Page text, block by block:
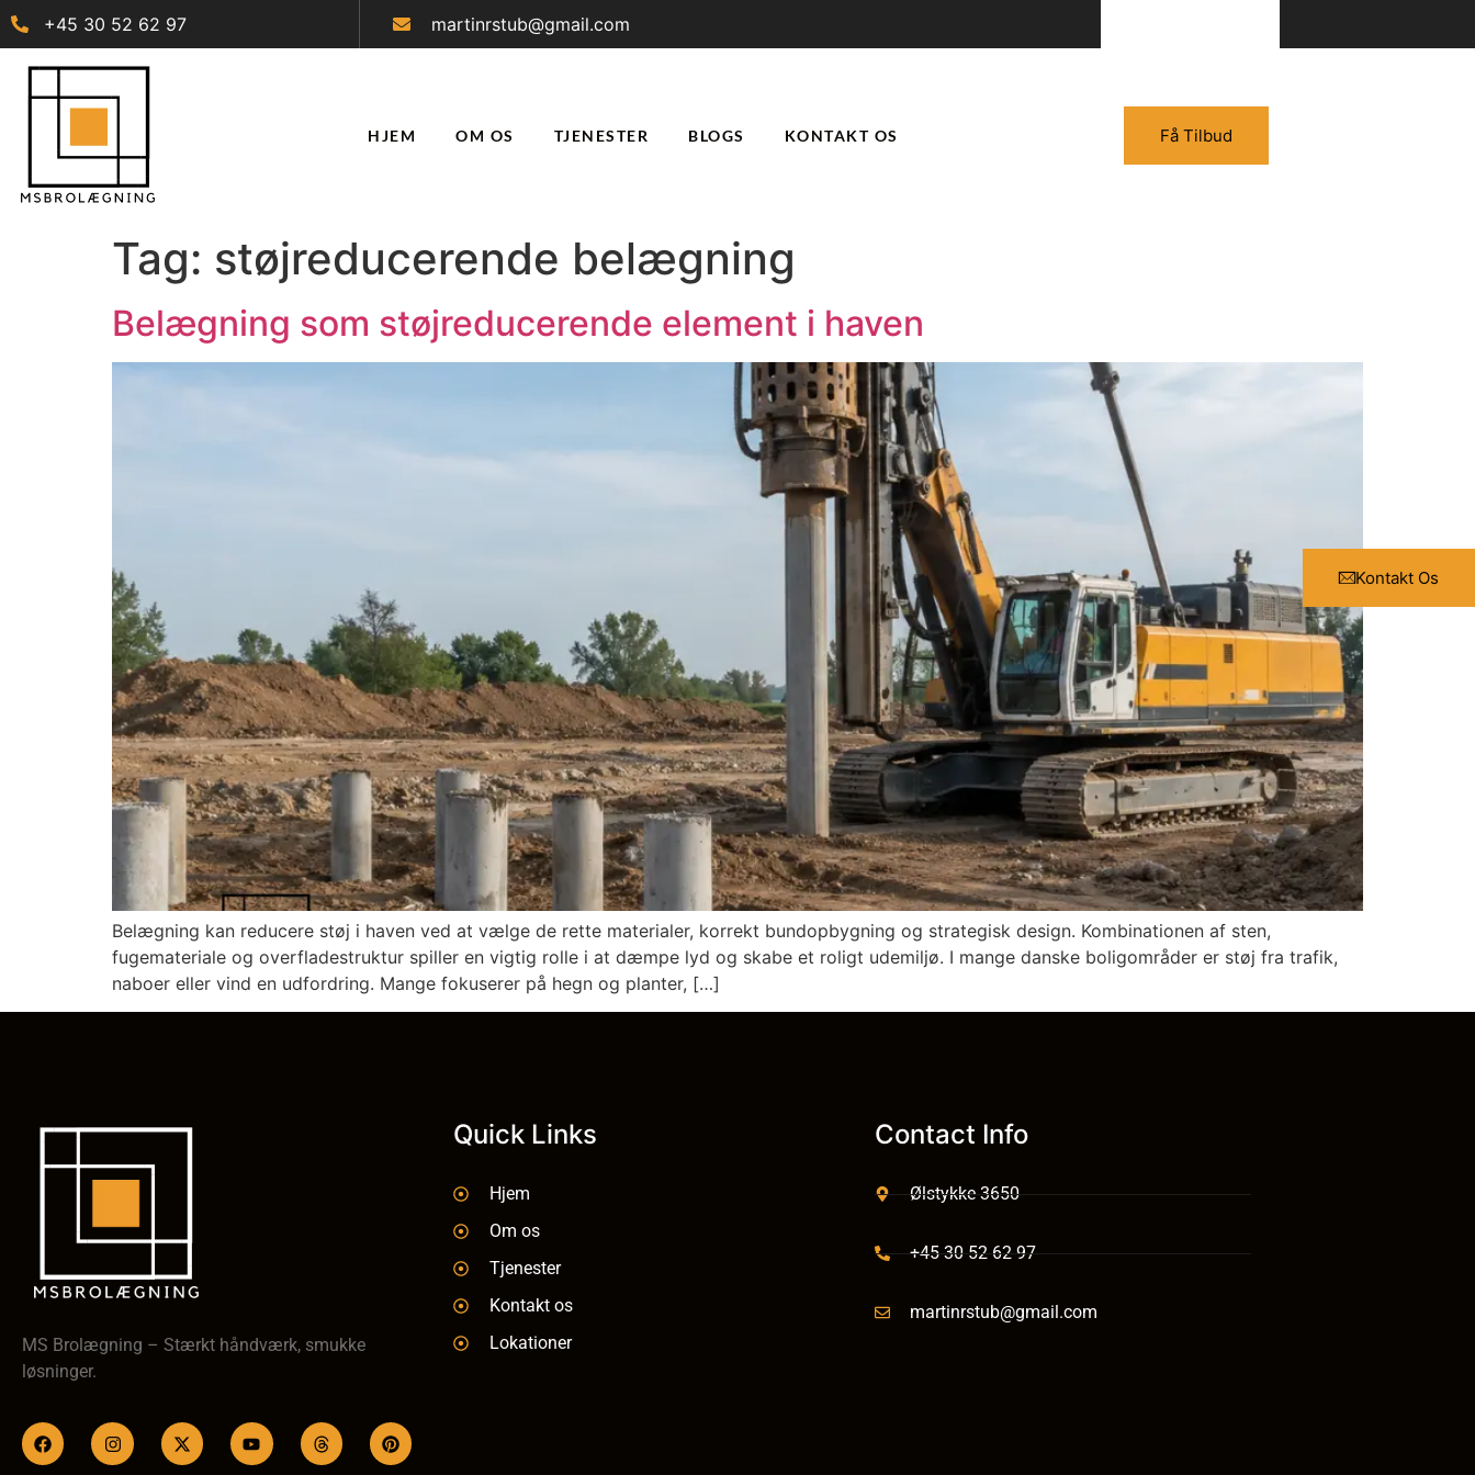
+45 30 52 62 97 martinrstub@gmail.com
HJEM OM OS TJENESTER BLOGS KONTAKT OS Få Tilbud
Kontakt Os
Tag: støjreducerende belægning
Belægning som støjreducerende element i haven
Belægning kan reducere støj i haven ved at vælge de rette materialer, korrekt bundopbygning og strategisk design. Kombinationen af sten,
fugemateriale og overfladestruktur spiller en vigtig rolle i at dæmpe lyd og skabe et roligt udemiljø. I mange danske boligområder er støj fra trafik,
naboer eller vind en udfordring. Mange fokuserer på hegn og planter, […]
MS Brolægning – Stærkt håndværk, smukke
løsninger.
Quick Links
Hjem
Om os
Tjenester
Kontakt os
Lokationer
Contact Info
Ølstykke 3650
+45 30 52 62 97
martinrstub@gmail.com